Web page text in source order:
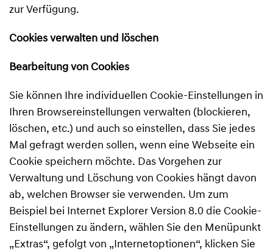
zur Verfügung.
Cookies verwalten und löschen
Bearbeitung von Cookies
Sie können Ihre individuellen Cookie-Einstellungen in
Ihren Browsereinstellungen verwalten (blockieren,
löschen, etc.) und auch so einstellen, dass Sie jedes
Mal gefragt werden sollen, wenn eine Webseite ein
Cookie speichern möchte. Das Vorgehen zur
Verwaltung und Löschung von Cookies hängt davon
ab, welchen Browser sie verwenden. Um zum
Beispiel bei Internet Explorer Version 8.0 die Cookie-
Einstellungen zu ändern, wählen Sie den Menüpunkt
„Extras“, gefolgt von „Internetoptionen“, klicken Sie